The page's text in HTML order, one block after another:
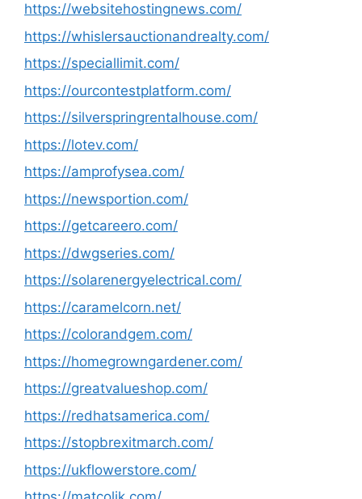
https://websitehostingnews.com/
https://whislersauctionandrealty.com/
https://speciallimit.com/
https://ourcontestplatform.com/
https://silverspringrentalhouse.com/
https://lotev.com/
https://amprofysea.com/
https://newsportion.com/
https://getcareero.com/
https://dwgseries.com/
https://solarenergyelectrical.com/
https://caramelcorn.net/
https://colorandgem.com/
https://homegrowngardener.com/
https://greatvalueshop.com/
https://redhatsamerica.com/
https://stopbrexitmarch.com/
https://ukflowerstore.com/